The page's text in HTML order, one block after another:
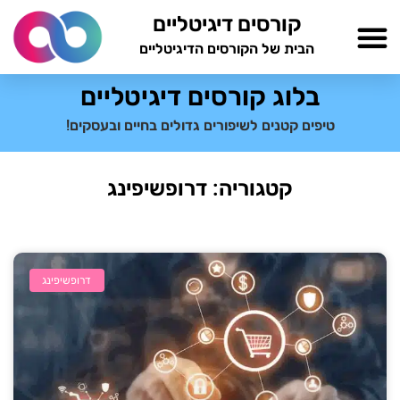
לתוכן
קורסים דיגיטליים
הבית של הקורסים הדיגיטליים
בלוג קורסים דיגיטליים
טיפים קטנים לשיפורים גדולים בחיים ובעסקים!
קטגוריה: דרופשיפינג
דרופשיפינג